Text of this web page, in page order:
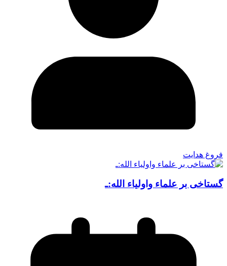
فروغ هدایت
گستاخی بر علماء واولیاء الله:ـ